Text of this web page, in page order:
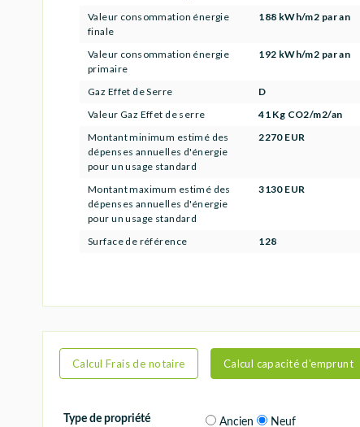
Valeur consommation énergie
finale
188 kWh/m2 par an
Valeur consommation énergie
primaire
192 kWh/m2 par an
Gaz Effet de Serre
D
Valeur Gaz Effet de serre
41 Kg CO2/m2/an
Montant minimum estimé des
dépenses annuelles d'énergie
pour un usage standard
2270 EUR
Montant maximum estimé des
dépenses annuelles d'énergie
pour un usage standard
3130 EUR
Surface de référence 128
Calcul Frais de notaire Calcul capacité d'emprunt